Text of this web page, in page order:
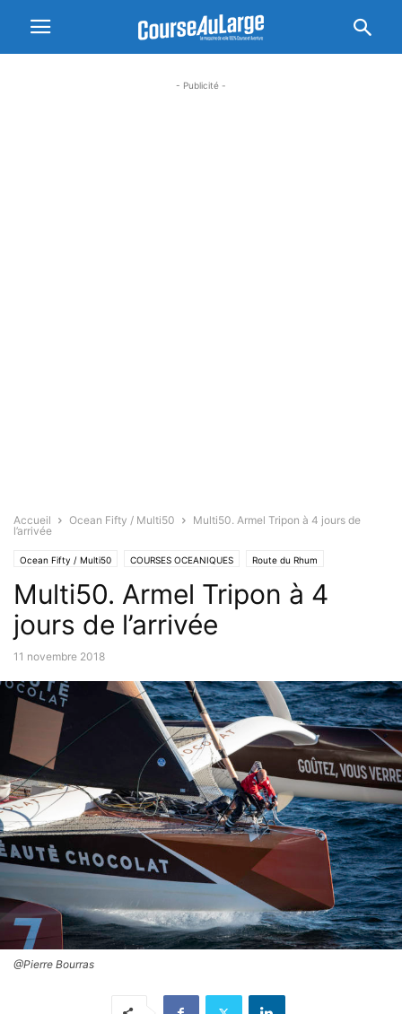
- Publicité -
Accueil Ocean Fifty / Multi50
Multi50. Armel Tripon à 4 jours de
l’arrivée
Ocean Fifty / Multi50 COURSES OCEANIQUES Route du Rhum
Multi50. Armel Tripon à 4
jours de l’arrivée
11 novembre 2018
@Pierre Bourras